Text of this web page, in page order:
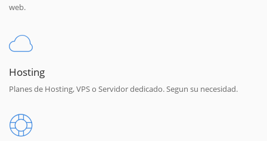
web.
Hosting
Planes de Hosting, VPS o Servidor dedicado. Segun su necesidad.